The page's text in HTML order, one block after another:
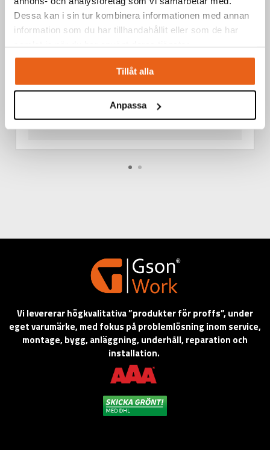
Dessa kan i sin tur kombinera informationen med annan
information som du har tillhandahållit eller som de har
Tillåt alla
Anpassa
Vi levererar högkvalitativa ”produkter för proffs”, under
eget varumärke, med fokus på problemlösning inom service,
montage, bygg, anläggning, underhåll, reparation och
installation.